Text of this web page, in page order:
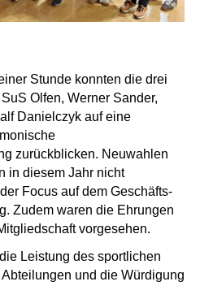
Stunde konnten die drei
Olfen, Werner Sander,
Danielczyk auf eine
zurückblicken. Neuwahlen
in diesem Jahr nicht
Focus auf dem Geschäfts-
Zudem waren die Ehrungen
vorgesehen.
Leistung des sportlichen
und die Würdigung